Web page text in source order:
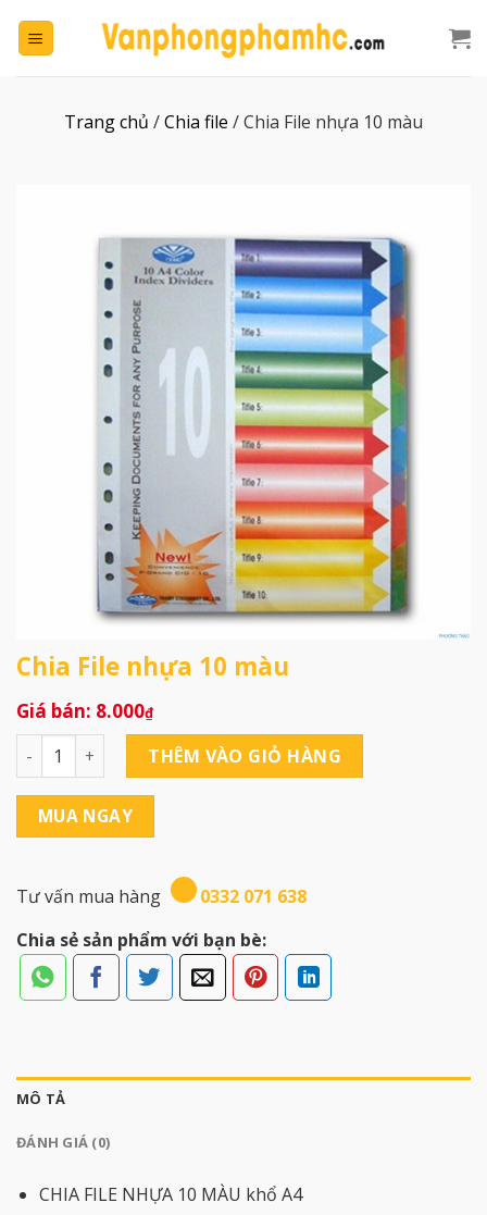
đến
Trang chủ /Chia file /Chia File nhựa 10 màu
Chia File nhựa 10 màu
8.000₫
Chia File nhựa 10 màu số lượng
THÊM VÀO GIỎ HÀNG
MUA NGAY
Tư vấn mua hàng
0332 071 638
Chia sẻ sản phẩm với bạn bè:
MÔ TẢ
ĐÁNH GIÁ (0)
CHIA FILE NHỰA 10 MÀU khổ A4